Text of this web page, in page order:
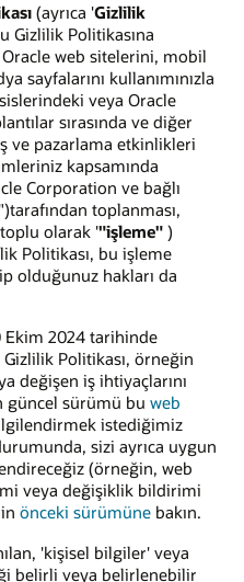
(ayrıca 'Gizlilik
Gizlilik Politikasına
web sitelerini, mobil
sayfalarını kullanımınızla
veya Oracle
sırasında ve diğer
ve pazarlama etkinlikleri
kapsamında
Corporation ve bağlı
toplanması,
olarak '"işleme" )
Politikası, bu işleme
olduğunuz hakları da
Ekim 2024 tarihinde
Politikası, örneğin
değişen iş ihtiyaçlarını
güncel sürümü bu web
istediğimiz
sizi ayrıca uygun
(örneğin, web
veya değişiklik bildirimi
önceki sürümüne bakın.
'kişisel bilgiler' veya
belirli veya belirlenebilir